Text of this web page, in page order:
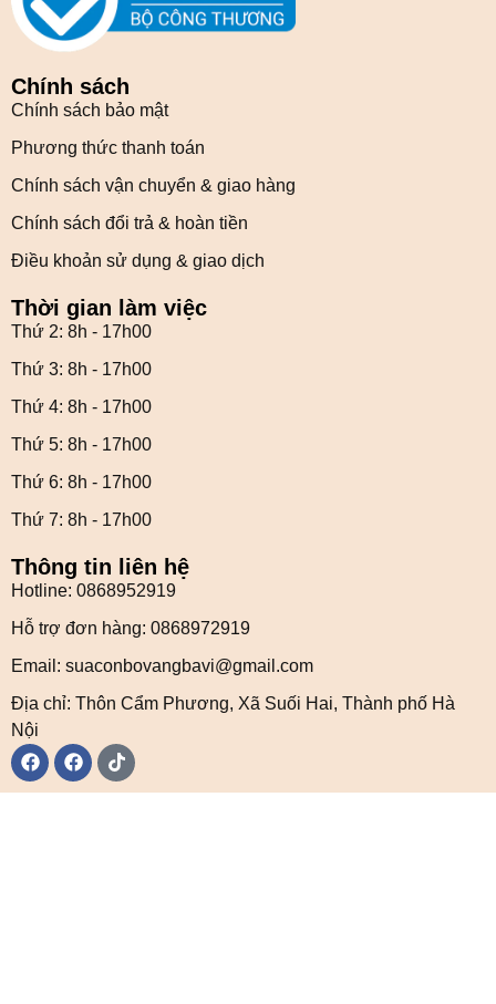
Chính sách
Chính sách bảo mật
Phương thức thanh toán
Chính sách vận chuyển & giao hàng
Chính sách đổi trả & hoàn tiền
Điều khoản sử dụng & giao dịch
Thời gian làm việc
Thứ 2: 8h - 17h00
Thứ 3: 8h - 17h00
Thứ 4: 8h - 17h00
Thứ 5: 8h - 17h00
Thứ 6: 8h - 17h00
Thứ 7: 8h - 17h00
Thông tin liên hệ
Hotline: 0868952919
Hỗ trợ đơn hàng: 0868972919
Email: suaconbovangbavi@gmail.com
Địa chỉ: Thôn Cẩm Phương, Xã Suối Hai, Thành phố Hà
Nội